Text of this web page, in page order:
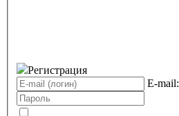
Регистрация
E-mail: